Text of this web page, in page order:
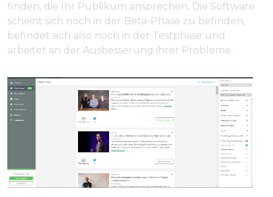
finden, die Ihr Publikum ansprechen. Die Software
scheint sich noch in der Beta-Phase zu befinden,
befindet sich also noch in der Testphase und
arbeitet an der Ausbesserung ihrer Probleme.